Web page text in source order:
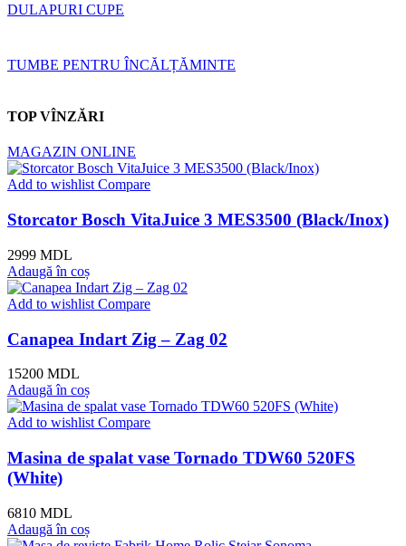
DULAPURI CUPE
TUMBE PENTRU ÎNCĂLȚĂMINTE
TOP VÎNZĂRI
MAGAZIN ONLINE
Add to wishlist Compare
Storcator Bosch VitaJuice 3 MES3500 (Black/Inox)
2999 MDL
Adaugă în coș
Add to wishlist Compare
Canapea Indart Zig – Zag 02
15200 MDL
Adaugă în coș
Add to wishlist Compare
Masina de spalat vase Tornado TDW60 520FS
(White)
6810 MDL
Adaugă în coș